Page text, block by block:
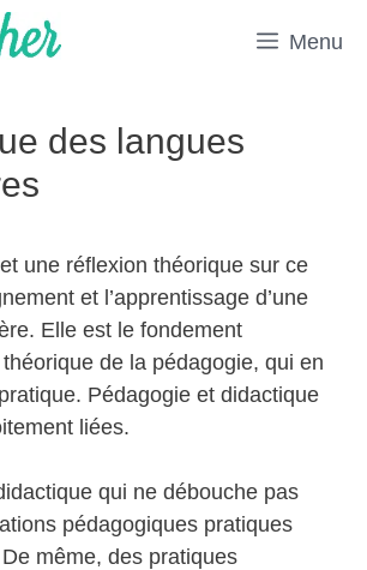
Menu
des langues
une réflexion théorique sur ce
et l’apprentissage d’une
Elle est le fondement
de la pédagogie, qui en
Pédagogie et didactique
liées.
qui ne débouche pas
pédagogiques pratiques
même, des pratiques